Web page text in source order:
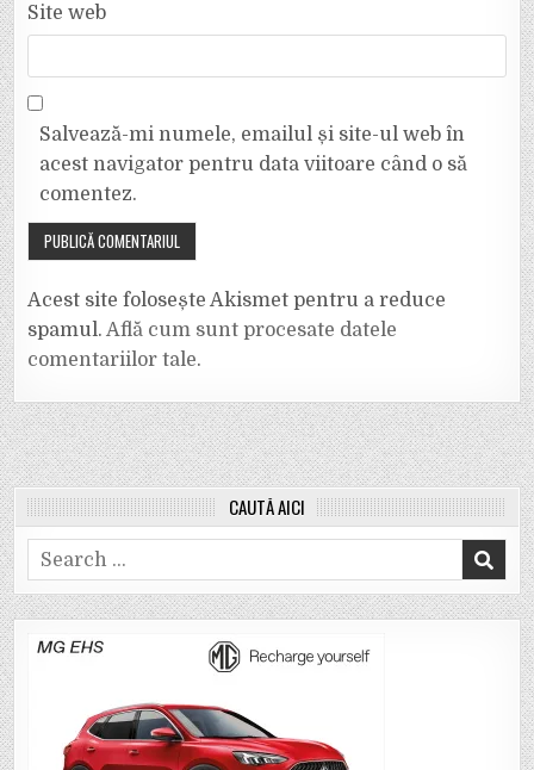
Site web
Salvează-mi numele, emailul și site-ul web în
acest navigator pentru data viitoare când o să
comentez.
Acest site folosește Akismet pentru a reduce
spamul.Află cum sunt procesate datele
comentariilor tale.
CAUTĂ AICI
Search
for: